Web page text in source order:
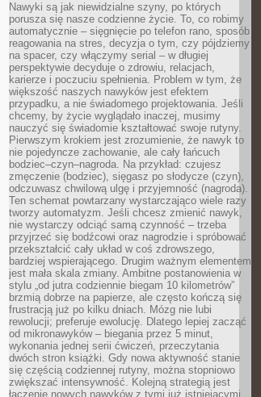
Nawyki są jak niewidzialne szyny, po których
porusza się nasze codzienne życie. To, co robimy
automatycznie – sięgnięcie po telefon rano, sposób
reagowania na stres, decyzja o tym, czy pójdziemy
na spacer, czy włączymy serial – w długiej
perspektywie decyduje o zdrowiu, relacjach,
karierze i poczuciu spełnienia. Problem w tym, że
większość naszych nawyków jest efektem
przypadku, a nie świadomego projektowania. Jeśli
chcemy, by życie wyglądało inaczej, musimy
nauczyć się świadomie kształtować swoje rutyny.
Pierwszym krokiem jest zrozumienie, że nawyk to
nie pojedyncze zachowanie, ale cały łańcuch
bodziec–czyn–nagroda. Na przykład: czujesz
zmęczenie (bodziec), sięgasz po słodycze (czyn),
odczuwasz chwilową ulgę i przyjemność (nagroda).
Ten schemat powtarzany wystarczająco wiele razy
tworzy automatyzm. Jeśli chcesz zmienić nawyk,
nie wystarczy odciąć samą czynność – trzeba
przyjrzeć się bodźcowi oraz nagrodzie i spróbować
przekształcić cały układ w coś zdrowszego,
bardziej wspierającego. Drugim ważnym elementem
jest mała skala zmiany. Ambitne postanowienia w
stylu „od jutra codziennie biegam 10 kilometrów”
brzmią dobrze na papierze, ale często kończą się
frustracją już po kilku dniach. Mózg nie lubi
rewolucji; preferuje ewolucję. Dlatego lepiej zacząć
od mikronawyków – biegania przez 5 minut,
wykonania jednej serii ćwiczeń, przeczytania
dwóch stron książki. Gdy nowa aktywność stanie
się częścią codziennej rutyny, można stopniowo
zwiększać intensywność. Kolejną strategią jest
łączenie nowych nawyków z tymi już istniejącymi.